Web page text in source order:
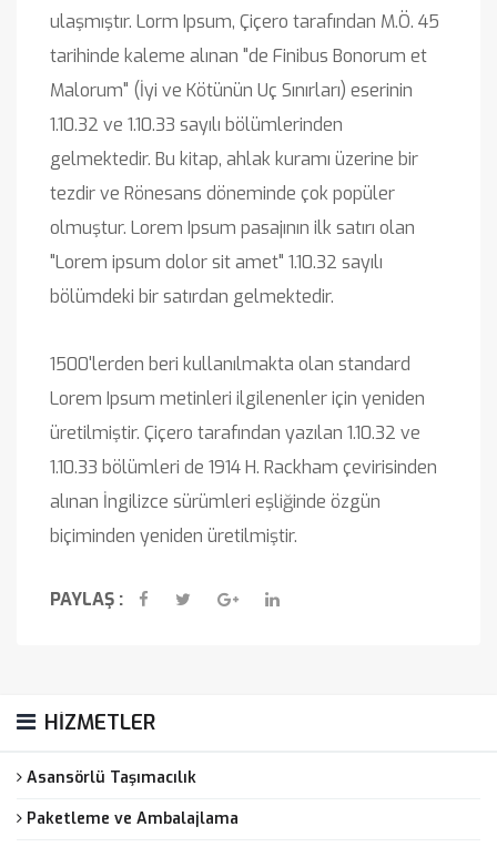
ulaşmıştır. Lorm Ipsum, Çiçero tarafından M.Ö. 45
tarihinde kaleme alınan "de Finibus Bonorum et
Malorum" (İyi ve Kötünün Uç Sınırları) eserinin
1.10.32 ve 1.10.33 sayılı bölümlerinden
gelmektedir. Bu kitap, ahlak kuramı üzerine bir
tezdir ve Rönesans döneminde çok popüler
olmuştur. Lorem Ipsum pasajının ilk satırı olan
"Lorem ipsum dolor sit amet" 1.10.32 sayılı
bölümdeki bir satırdan gelmektedir.
1500'lerden beri kullanılmakta olan standard
Lorem Ipsum metinleri ilgilenenler için yeniden
üretilmiştir. Çiçero tarafından yazılan 1.10.32 ve
1.10.33 bölümleri de 1914 H. Rackham çevirisinden
alınan İngilizce sürümleri eşliğinde özgün
biçiminden yeniden üretilmiştir.
PAYLAŞ :
HİZMETLER
Asansörlü Taşımacılık
Paketleme ve Ambalajlama